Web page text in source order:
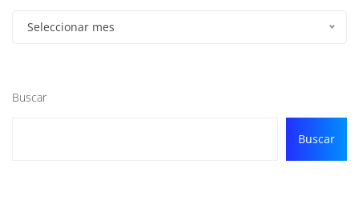
Seleccionar mes
Buscar
Buscar